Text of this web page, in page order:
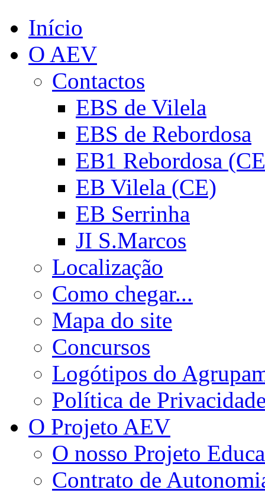
Início
O AEV
Contactos
EBS de Vilela
EBS de Rebordosa
EB1 Rebordosa
EB Vilela (CE)
EB Serrinha
JI S.Marcos
Localização
Como chegar...
Mapa do site
Concursos
Logótipos do
Política de
O Projeto AEV
O nosso Projeto
Contrato de